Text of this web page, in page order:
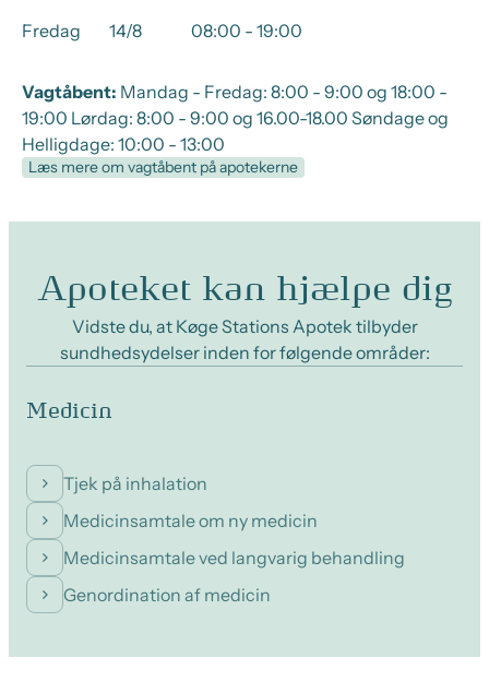
Fredag
14/8 08:00 - 19:00
Vagtåbent: Mandag - Fredag: 8:00 - 9:00 og 18:00 -
19:00 Lørdag: 8:00 - 9:00 og 16.00-18.00 Søndage og
Helligdage: 10:00 - 13:00
Læs mere om vagtåbent på apotekerne
Apoteket kan hjælpe dig
Vidste du, at Køge Stations Apotek tilbyder
sundhedsydelser inden for følgende områder:
Medicin
Tjek på inhalation
Medicinsamtale om ny medicin
Medicinsamtale ved langvarig behandling
Genordination af medicin